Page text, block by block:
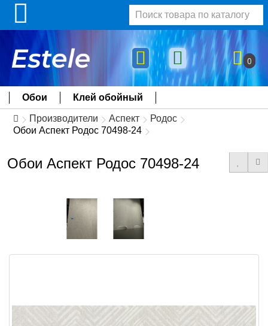
0
Обои Клей обойный
Производители Аспект
Родос
Обои Аспект Родос 70498-24
Обои Аспект Родос 70498-24